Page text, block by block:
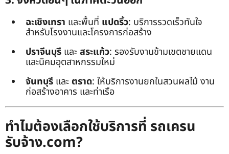
ฉะเชิงเทรา และพื้นที่ แปดริ้ว: บริการรวดเร็วทันใจ
สำหรับโรงงานและโครงการก่อสร้าง
ปราจีนบุรี และสระแก้ว: รองรับงานข้ามเขตชายแดน
และนิคมอุตสาหกรรมใหม่
จันทบุรี และ ตราด: ให้บริการงานยกในสวนผลไม้ งาน
ก่อสร้างอาคาร และท่าเรือ
ทำไมต้องเลือกใช้บริการที่ รถเครน
รับจ้าง.com?